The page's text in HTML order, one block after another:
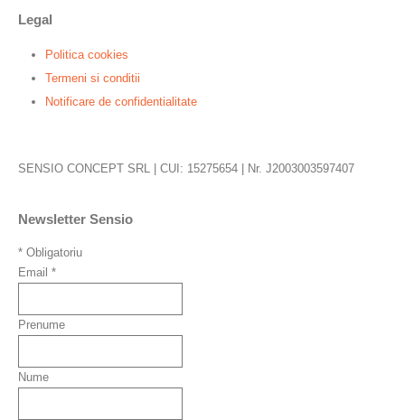
Legal
Politica cookies
Termeni si conditii
Notificare de confidentialitate
SENSIO CONCEPT SRL | CUI: 15275654 | Nr. J2003003597407
Newsletter Sensio
* Obligatoriu
Email *
Prenume
Nume